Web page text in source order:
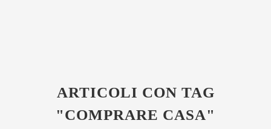
ARTICOLI CON TAG
"COMPRARE CASA"